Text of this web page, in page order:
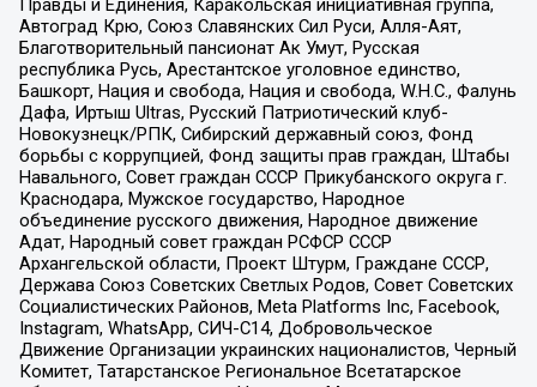
Автоград Крю, Союз Славянских Сил Руси, Алля-Аят,
Благотворительный пансионат Ак Умут, Русская
республика Русь, Арестантское уголовное единство,
Башкорт, Нация и свобода, Нация и свобода, W.H.С., Фалунь
Дафа, Иртыш Ultras, Русский Патриотический клуб-
Новокузнецк/РПК, Сибирский державный союз, Фонд
борьбы с коррупцией, Фонд защиты прав граждан, Штабы
Навального, Совет граждан СССР Прикубанского округа г.
Краснодара, Мужское государство, Народное
объединение русского движения, Народное движение
Адат, Народный совет граждан РСФСР СССР
Архангельской области, Проект Штурм, Граждане СССР,
Держава Союз Советских Светлых Родов, Совет Советских
Социалистических Районов, Meta Platforms Inc, Facebook,
Instagram, WhatsApp, СИЧ-С14, Добровольческое
Движение Организации украинских националистов, Черный
Комитет, Татарстанское Региональное Всетатарское